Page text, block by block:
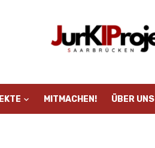
MITMACHEN! ÜBER UNS